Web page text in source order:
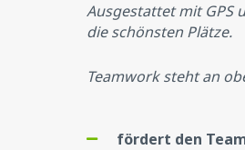
Ausgestattet mit GPS
die schönsten Plätze.
Teamwork steht an
fördert den